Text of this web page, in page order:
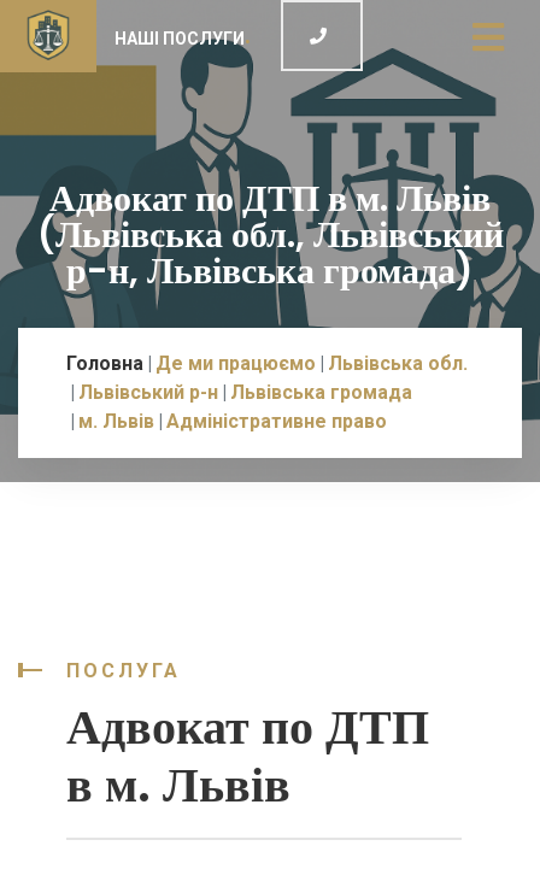
НАШІ ПОСЛУГИ
Адвокат по ДТП в м. Львів
(Львівська обл., Львівський
р-н, Львівська громада)
Головна Де ми працюємо
Львівська обл.
Львівський р-н Львівська громада
м. Львів Адміністративне право
ПОСЛУГА
Адвокат по ДТП
в м. Львів